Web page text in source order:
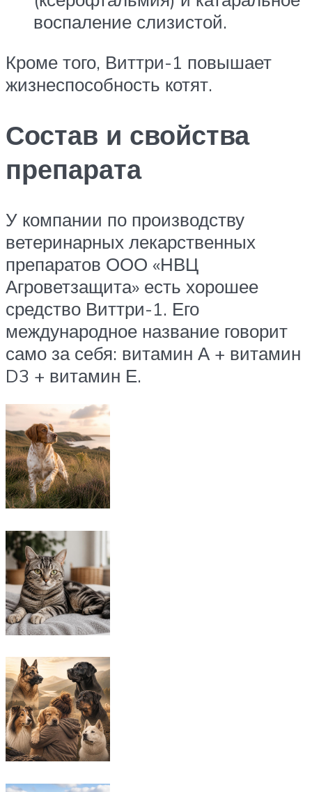
воспаление слизистой.
Кроме того, Виттри-1 повышает
жизнеспособность котят.
Состав и свойства
препарата
У компании по производству
ветеринарных лекарственных
препаратов ООО «НВЦ
Агроветзащита» есть хорошее
средство Виттри-1. Его
международное название говорит
само за себя: витамин А + витамин
D3 + витамин Е.